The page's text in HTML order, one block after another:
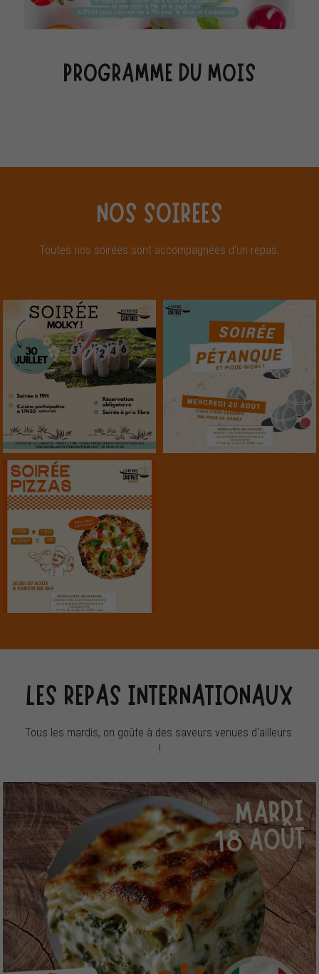
PROGRAMME DU MOIS
NOS SOIREES
Toutes nos soirées sont accompagnées d'un repas.
LES REPAS INTERNATIONAUX
Tous les mardis, on goûte à des saveurs venues d'ailleurs
!